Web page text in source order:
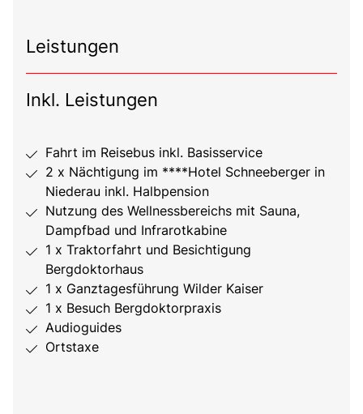
Leistungen
Inkl. Leistungen
Fahrt im Reisebus inkl. Basisservice
2 x Nächtigung im ****Hotel Schneeberger in
Niederau inkl. Halbpension
Nutzung des Wellnessbereichs mit Sauna,
Dampfbad und Infrarotkabine
1 x Traktorfahrt und Besichtigung
Bergdoktorhaus
1 x Ganztagesführung Wilder Kaiser
1 x Besuch Bergdoktorpraxis
Audioguides
Ortstaxe